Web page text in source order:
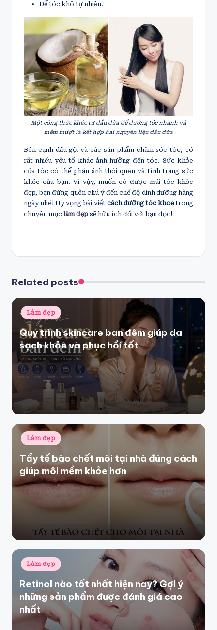
Để tóc khô tự nhiên.
Một công thức khác từ dầu dừa để dưỡng tóc nhanh và
mềm mượt là kết hợp hai nguyên liệu dầu dừa
Bên cạnh dầu gội và các sản phẩm chăm sóc tóc, có
rất nhiều yếu tố khác ảnh hưởng đến tóc. Sức khỏe
của tóc có thể phản ánh thói quen và tình trạng sức
khỏe của bạn. Vì vậy, muốn có được mái tóc khỏe
đẹp, bạn đừng quên chú ý đến chế độ dinh dưỡng hàng
ngày nhé! Hy vọng bài viết cách dưỡng tóc khoẻtrong
chuyên mục làm đẹp sẽ hữu ích đối với bạn đọc!
Related posts
Posted
in
Làm đẹp
Quy trình skincare ban đêm giúp da
sạch khỏe và phục hồi tốt
Posted
in
Làm đẹp
Tẩy tế bào chết môi tại nhà đúng cách
giúp môi mềm khỏe hơn
Posted
in
Làm đẹp
Retinol nào tốt nhất hiện nay? Gợi ý
những sản phẩm được đánh giá cao
nhất